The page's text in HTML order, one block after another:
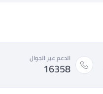
الدعم عبر الجوال
16358